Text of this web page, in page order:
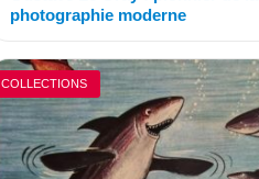
photographie moderne
COLLECTIONS